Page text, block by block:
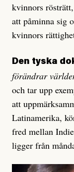
kvinnors
att påminna sig
kvinnors
Den tyska
förändrar
och tar upp
att
Latinamerika,
fred mellan
ligger från